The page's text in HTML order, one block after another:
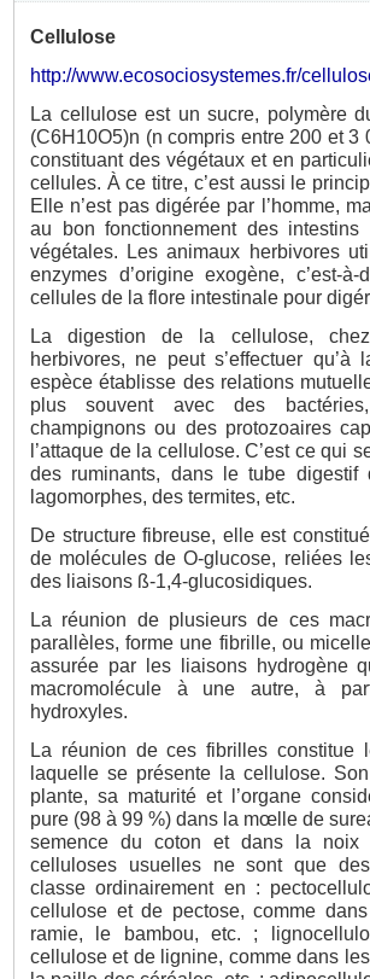
Cellulose
http://www.ecosociosystemes.fr/
La cellulose est un sucre, polymère
(C6H10O5)n (n compris entre 200 et 3
constituant des végétaux et en
cellules. À ce titre, c’est aussi le
Elle n’est pas digérée par l’homme,
au bon fonctionnement des
végétales. Les animaux herbivores
enzymes d’origine exogène, c’est-
cellules de la flore intestinale pour
La digestion de la cellulose,
herbivores, ne peut s’effectuer qu’à
espèce établisse des relations
plus souvent avec des
champignons ou des protozoaires
l’attaque de la cellulose. C’est ce qui
des ruminants, dans le tube digestif
lagomorphes, des termites, etc.
De structure fibreuse, elle est
de molécules de O-glucose, reliées
des liaisons ß-1,4-glucosidiques.
La réunion de plusieurs de ces
parallèles, forme une fibrille, ou
assurée par les liaisons hydrogène
macromolécule à une autre, à
hydroxyles.
La réunion de ces fibrilles constitue
laquelle se présente la cellulose.
plante, sa maturité et l’organe
pure (98 à 99 %) dans la mœlle de
semence du coton et dans la noix
celluloses usuelles ne sont que
classe ordinairement en :
cellulose et de pectose, comme
ramie, le bambou, etc. ;
cellulose et de lignine, comme dans